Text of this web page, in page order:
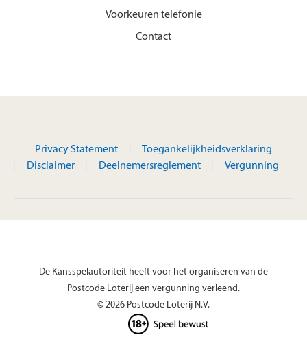
Voorkeuren telefonie
Contact
Privacy Statement
Toegankelijkheidsverklaring
Disclaimer
Deelnemersreglement Vergunning
De Kansspelautoriteit heeft voor het organiseren van de
Postcode Loterij een vergunning verleend.
© 2026 Postcode Loterij N.V.